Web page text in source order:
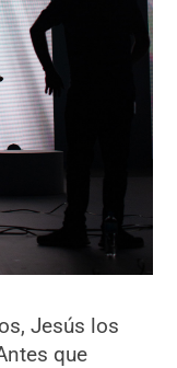
Jesús los
que